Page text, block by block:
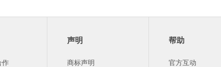
作
声明
商标声明
帮助
官方互动